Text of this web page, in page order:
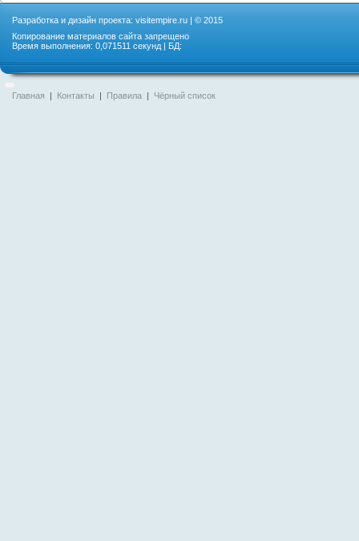
Разработка и дизайн проекта: visitempire.ru | © 2015
Копирование материалов сайта запрещено
Время выполнения: 0,071511 секунд | БД:
Главная | Контакты | Правила | Чёрный список